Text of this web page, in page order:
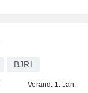
BJRI
Veränd. 1. Jan.